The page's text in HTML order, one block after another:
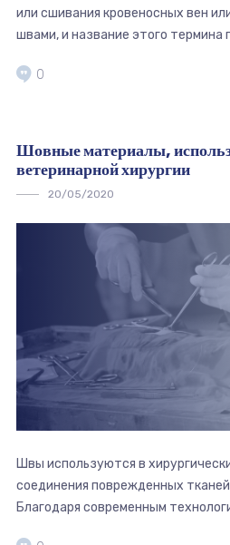
или сшивания кровеносных вен
швами, и название этого термина
0
Шовные материалы,
ветеринарной хирургии
20/05/2020
Швы используются в
соединения поврежденных
Благодаря современным